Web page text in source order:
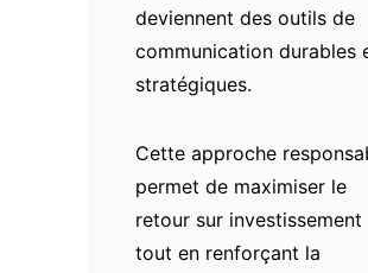
deviennent des outils de
communication durables
stratégiques.
Cette approche
permet de maximiser le
retour sur investissement
tout en renforçant la